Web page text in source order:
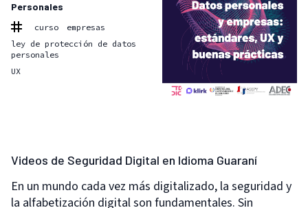
Personales
curso
empresas
ley de protección de datos
personales
UX
Videos de Seguridad Digital en Idioma Guaraní
En un mundo cada vez más digitalizado, la seguridad y
la alfabetización digital son fundamentales. Sin